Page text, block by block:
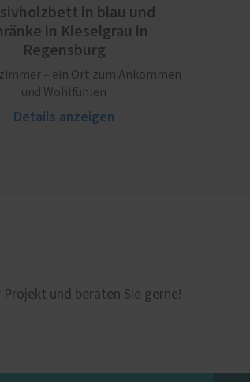
in blau und
in Kieselgrau in
Regensburg
– ein Ort zum Ankommen
und Wohlfühlen
Details anzeigen
und beraten Sie gerne!